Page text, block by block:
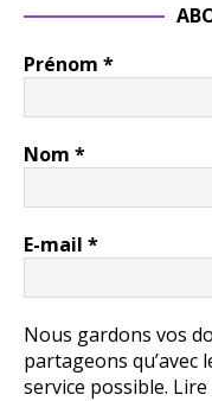
Prénom *
Nom *
E-mail *
Nous gardons vos
partageons qu’avec
service possible.